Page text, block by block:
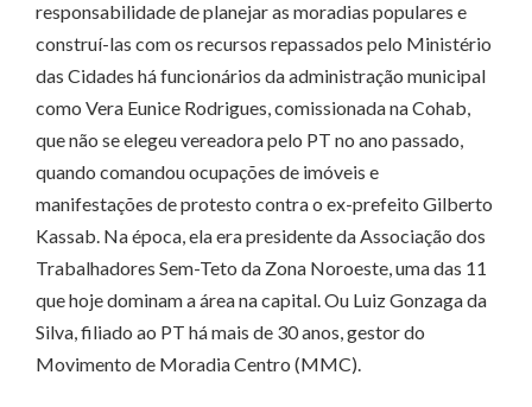
responsabilidade de planejar as moradias populares e
construí-las com os recursos repassados pelo Ministério
das Cidades há funcionários da administração municipal
como Vera Eunice Rodrigues, comissionada na Cohab,
que não se elegeu vereadora pelo PT no ano passado,
quando comandou ocupações de imóveis e
manifestações de protesto contra o ex-prefeito Gilberto
Kassab. Na época, ela era presidente da Associação dos
Trabalhadores Sem-Teto da Zona Noroeste, uma das 11
que hoje dominam a área na capital. Ou Luiz Gonzaga da
Silva, filiado ao PT há mais de 30 anos, gestor do
Movimento de Moradia Centro (MMC).